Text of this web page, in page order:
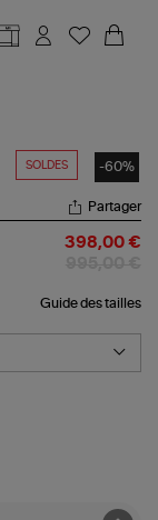
SOLDES -60%
Partager
398,00 €
Guide des tailles